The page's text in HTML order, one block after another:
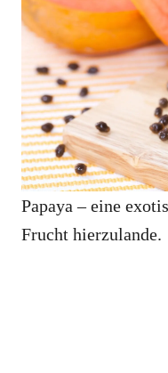
Papaya ‒ eine
Frucht hierzulande.